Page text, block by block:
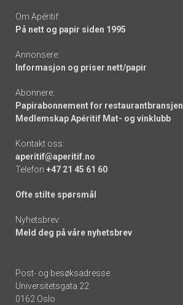
Om Apéritif:
På nett og papir siden 1995
Annonsere:
Informasjon og priser nett/papir
Abonnere:
Papirabonnement for restaurantbransjen
Medlemskap Apéritif Mat- og vinklubb
Kontakt oss:
aperitif@aperitif.no
Telefon +47 21 45 61 60
Ofte stilte spørsmål
Nyhetsbrev:
Meld deg på våre nyhetsbrev
Post- og besøksadresse:
Universitetsgata 22
0162 Oslo